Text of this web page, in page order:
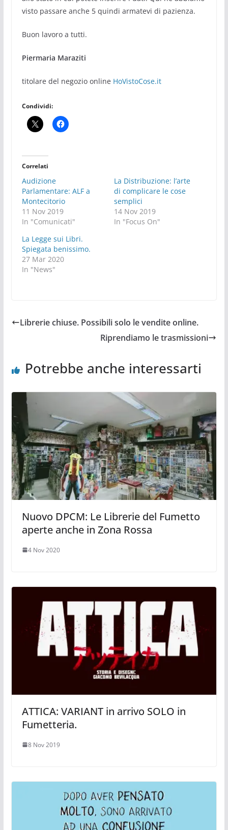
visto passare anche 5 quindi armatevi di pazienza.
Buon lavoro a tutti.
Piermaria Maraziti
titolare del negozio online HoVistoCose.it
Condividi:
Correlati
Audizione
Parlamentare: ALF a
Montecitorio
11 Nov 2019
In "Comunicati"
La Distribuzione: l’arte
di complicare le cose
semplici
14 Nov 2019
In "Focus On"
La Legge sui Libri.
Spiegata benissimo.
27 Mar 2020
In "News"
Librerie chiuse. Possibili solo le vendite online.
Riprendiamo le trasmissioni
Potrebbe anche interessarti
Nuovo DPCM: Le Librerie del Fumetto
aperte anche in Zona Rossa
4 Nov 2020
ATTICA: VARIANT in arrivo SOLO in
Fumetteria.
8 Nov 2019